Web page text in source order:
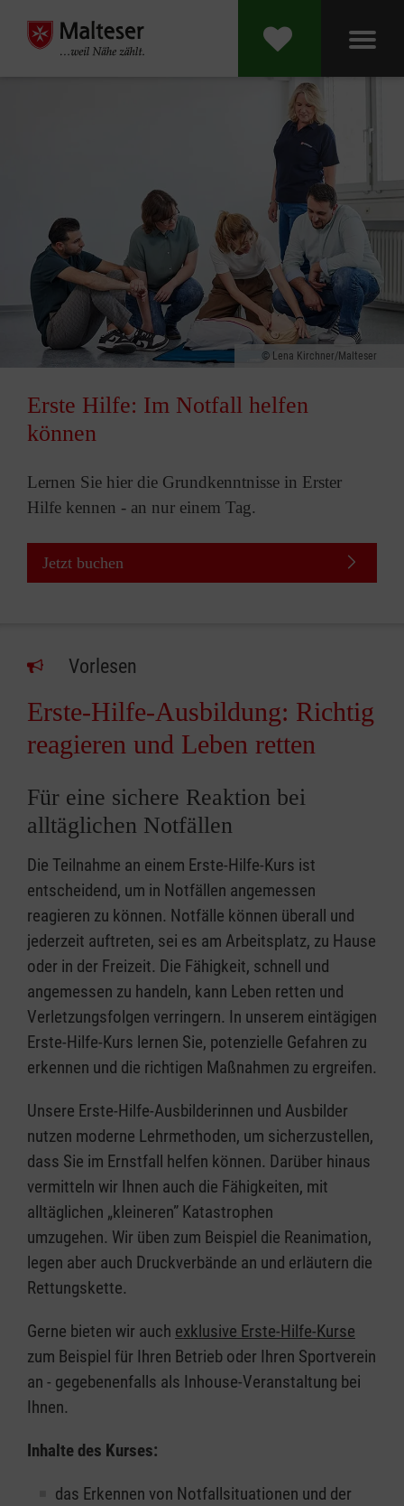
Lena Kirchner/Malteser
Erste Hilfe: Im Notfall helfen
können
Lernen Sie hier die Grundkenntnisse in Erster
Hilfe kennen - an nur einem Tag.
Jetzt buchen
Vorlesen
Erste-Hilfe-Ausbildung: Richtig
reagieren und Leben retten
Für eine sichere Reaktion bei
alltäglichen Notfällen
Die Teilnahme an einem Erste-Hilfe-Kurs ist
entscheidend, um in Notfällen angemessen
reagieren zu können. Notfälle können überall und
jederzeit auftreten, sei es am Arbeitsplatz, zu Hause
oder in der Freizeit. Die Fähigkeit, schnell und
angemessen zu handeln, kann Leben retten und
Verletzungsfolgen verringern. In unserem eintägigen
Erste-Hilfe-Kurs lernen Sie, potenzielle Gefahren zu
erkennen und die richtigen Maßnahmen zu ergreifen.
Unsere Erste-Hilfe-Ausbilderinnen und Ausbilder
nutzen moderne Lehrmethoden, um sicherzustellen,
dass Sie im Ernstfall helfen können. Darüber hinaus
vermitteln wir Ihnen auch die Fähigkeiten, mit
alltäglichen „kleineren” Katastrophen
umzugehen. Wir üben zum Beispiel die Reanimation,
legen aber auch Druckverbände an und erläutern die
Rettungskette.
Gerne bieten wir auch exklusive Erste-Hilfe-Kurse
zum Beispiel für Ihren Betrieb oder Ihren Sportverein
an - gegebenenfalls als Inhouse-Veranstaltung bei
Ihnen.
Inhalte des Kurses:
das Erkennen von Notfallsituationen und der